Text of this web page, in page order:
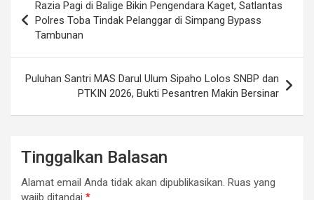
pos
Razia Pagi di Balige Bikin Pengendara Kaget, Satlantas
Polres Toba Tindak Pelanggar di Simpang Bypass
Tambunan
Puluhan Santri MAS Darul Ulum Sipaho Lolos SNBP dan
PTKIN 2026, Bukti Pesantren Makin Bersinar
Tinggalkan Balasan
Alamat email Anda tidak akan dipublikasikan. Ruas yang
wajib ditandai *